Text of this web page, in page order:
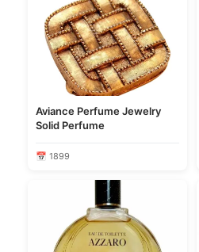
Aviance Perfume Jewelry
Solid Perfume
📅 1899